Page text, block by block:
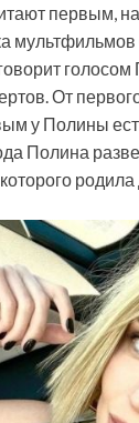
первым,
От
у Полины
Полина